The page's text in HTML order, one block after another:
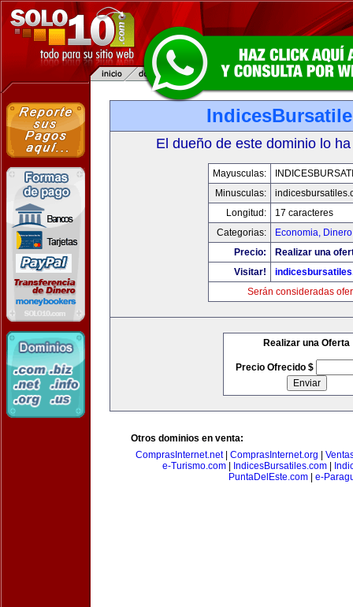
El dueño de este dominio lo
Mayusculas:
Minusculas:
Longitud:
17 caracteres
Categorias:
Economia,
Precio:
Realizar una
Visitar!
Serán consideradas
Realizar una Oferta
Precio Ofrecido $
Otros dominios en venta:
ComprasInternet.net| ComprasInternet.org
e-Turismo.com| IndicesBursatiles.com|
PuntaDelEste.com| e-